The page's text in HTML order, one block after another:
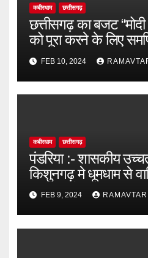
कबीरधाम छत्तीसगढ़
छत्तीसगढ़ का बजट “मोदी
को पूरा करने के लिए
चन्द्राकर
FEB 10, 2024
कबीरधाम छत्तीसगढ़
पंडरिया :- शासकीय
किशुनगढ़ मे धूमधाम से
गया जिसमें मुख्य अतिथि
पंचायत पंडरिया तुलश
FEB 9, 2024